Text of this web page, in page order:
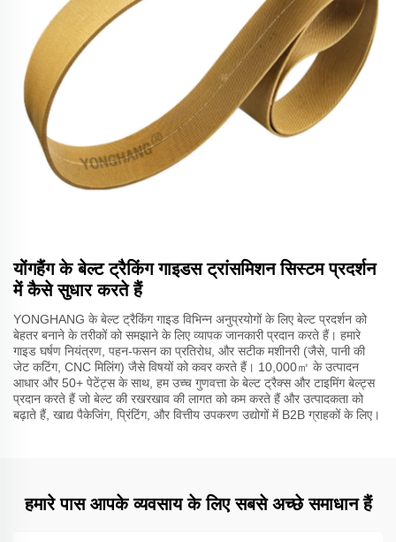
योंगहैंग के बेल्ट ट्रैकिंग गाइडस ट्रांसमिशन सिस्टम प्रदर्शन
में कैसे सुधार करते हैं
YONGHANG के बेल्ट ट्रैकिंग गाइड विभिन्न अनुप्रयोगों के लिए बेल्ट प्रदर्शन को
बेहतर बनाने के तरीकों को समझाने के लिए व्यापक जानकारी प्रदान करते हैं। हमारे
गाइड घर्षण नियंत्रण, पहन-फसन का प्रतिरोध, और सटीक मशीनरी (जैसे, पानी की
जेट कटिंग, CNC मिलिंग) जैसे विषयों को कवर करते हैं। 10,000㎡ के उत्पादन
आधार और 50+ पेटेंट्स के साथ, हम उच्च गुणवत्ता के बेल्ट ट्रैक्स और टाइमिंग बेल्ट्स
प्रदान करते हैं जो बेल्ट की रखरखाव की लागत को कम करते हैं और उत्पादकता को
बढ़ाते हैं, खाद्य पैकेजिंग, प्रिंटिंग, और वित्तीय उपकरण उद्योगों में B2B ग्राहकों के लिए।
हमारे पास आपके व्यवसाय के लिए सबसे अच्छे समाधान हैं